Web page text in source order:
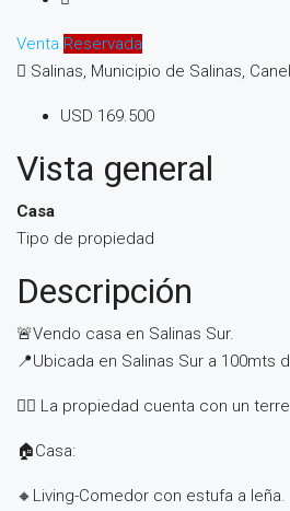
Venta Reservada
Salinas, Municipio de Salinas,
USD 169.500
Vista general
Casa
Tipo de propiedad
Descripción
🚨Vendo casa en Salinas Sur.
📍Ubicada en Salinas Sur a 100mts
👉🏻 La propiedad cuenta con un
🏠Casa:
🔸Living-Comedor con estufa a leña.